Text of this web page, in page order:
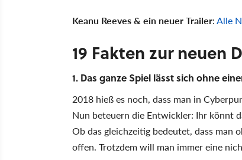
Keanu Reeves & ein neuer Trailer:Alle
19 Fakten zur neuen
1. Das ganze Spiel lässt sich ohne
2018 hieß es noch, dass man in
Nun beteuern die Entwickler: Ihr könnt
Ob das gleichzeitig bedeutet, dass man
offen. Trotzdem will man immer eine